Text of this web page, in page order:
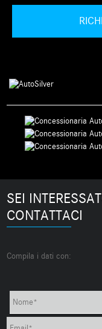
SEI
CONTATTACI
Compila i dati con: